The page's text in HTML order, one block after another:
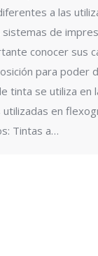
a las
de
conocer sus
para poder
tinta se utiliza en
en
Tintas a…